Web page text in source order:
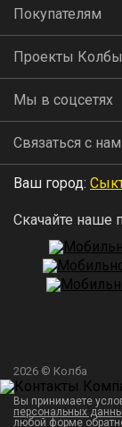
Покупателям
Проекты Колбы
Мы в соцсетях
Связаться с
Ваш город:
Скачайте наше
2026 © Колба
Вы принимаете
персональных
любой форме